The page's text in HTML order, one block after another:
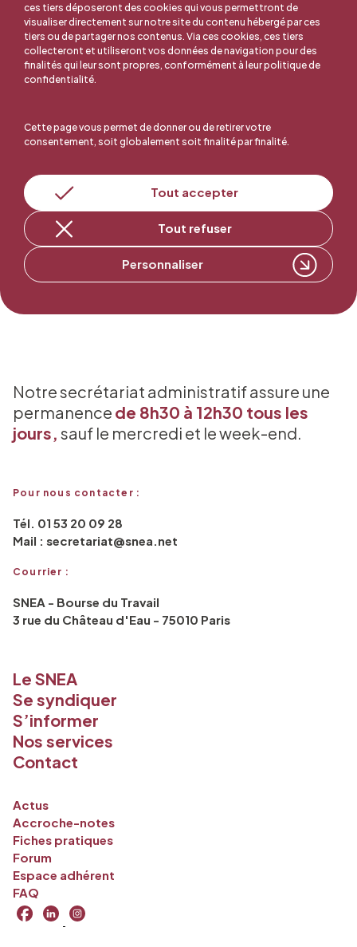
ces tiers déposeront des cookies qui vous permettront de
visualiser directement sur notre site du contenu hébergé par ces
tiers ou de partager nos contenus. Via ces cookies, ces tiers
collecteront et utiliseront vos données de navigation pour des
finalités qui leur sont propres, conformément à leur politique de
confidentialité.
Cette page vous permet de donner ou de retirer votre
consentement, soit globalement soit finalité par finalité.
Tout accepter
Tout refuser
Personnaliser
En ligne, c'est facile !
Adhérer au SNEA
Notre secrétariat administratif assure une
permanence de 8h30 à 12h30 tous les
jours, sauf le mercredi et le week-end.
Pour nous contacter :
Tél. 01 53 20 09 28
Mail : secretariat@snea.net
Courrier :
SNEA - Bourse du Travail
3 rue du Château d'Eau - 75010 Paris
Le SNEA
Se syndiquer
S’informer
Nos services
Contact
Actus
Accroche-notes
Fiches pratiques
Forum
Espace adhérent
FAQ